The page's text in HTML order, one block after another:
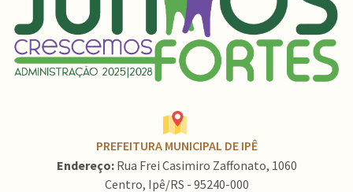
PREFEITURA MUNICIPAL DE IPÊ
Endereço: Rua Frei Casimiro Zaffonato, 1060
Centro, Ipê/RS - 95240-000